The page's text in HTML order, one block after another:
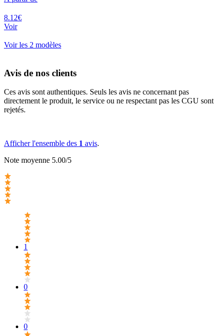
8.12€
Voir
Voir les 2 modèles
Avis de nos clients
Ces avis sont authentiques. Seuls les avis ne concernant pas
directement le produit, le service ou ne respectant pas les CGU sont
rejetés.
Afficher l'ensemble des 1 avis.
Note moyenne 5.00/5
1
0
0